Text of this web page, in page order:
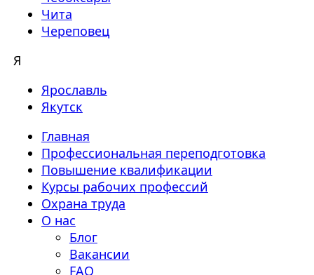
Чита
Череповец
Я
Ярославль
Якутск
Главная
Профессиональная переподготовка
Повышение квалификации
Курсы рабочих профессий
Охрана труда
О нас
Блог
Вакансии
FAQ